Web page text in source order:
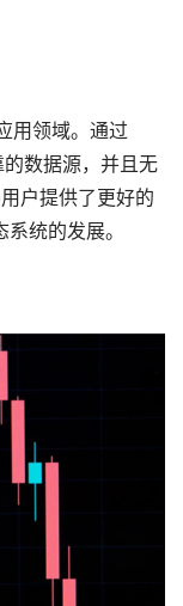
用领域。通过
数据源，并且无
户提供了更好的
统的发展。